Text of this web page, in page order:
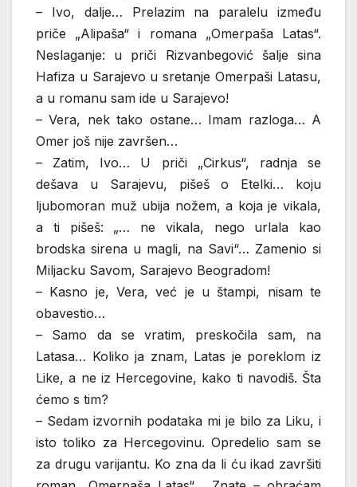
– Ivo, dalje… Prelazim na paralelu između
priče „Alipaša“ i romana „Omerpaša Latas“.
Neslaganje: u priči Rizvanbegović šalje sina
Hafiza u Sarajevo u sretanje Omerpaši Latasu,
a u romanu sam ide u Sarajevo!
– Vera, nek tako ostane… Imam razloga… A
Omer još nije završen…
– Zatim, Ivo… U priči „Cirkus“, radnja se
dešava u Sarajevu, pišeš o Etelki… koju
ljubomoran muž ubija nožem, a koja je vikala,
a ti pišeš: „… ne vikala, nego urlala kao
brodska sirena u magli, na Savi“… Zamenio si
Miljacku Savom, Sarajevo Beogradom!
– Kasno je, Vera, već je u štampi, nisam te
obavestio…
– Samo da se vratim, preskočila sam, na
Latasa… Koliko ja znam, Latas je poreklom iz
Like, a ne iz Hercegovine, kako ti navodiš. Šta
ćemo s tim?
– Sedam izvornih podataka mi je bilo za Liku, i
isto toliko za Hercegovinu. Opredelio sam se
za drugu varijantu. Ko zna da li ću ikad završiti